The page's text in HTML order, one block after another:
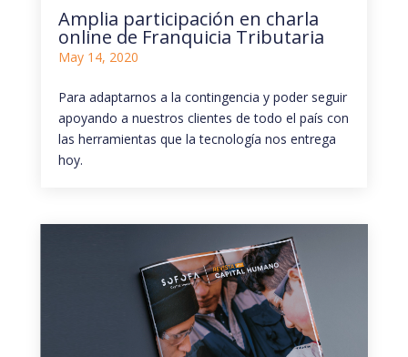
Amplia participación en charla
online de Franquicia Tributaria
May 14, 2020
Para adaptarnos a la contingencia y poder seguir
apoyando a nuestros clientes de todo el país con
las herramientas que la tecnología nos entrega
hoy.